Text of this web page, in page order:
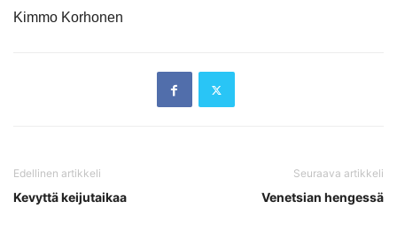
Kimmo Korhonen
Edellinen artikkeli
Kevyttä keijutaikaa
Seuraava artikkeli
Venetsian hengessä